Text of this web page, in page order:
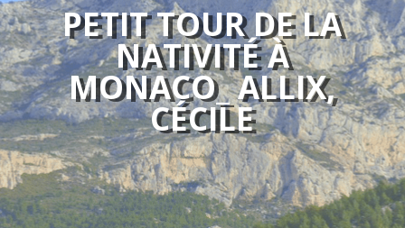
PETIT TOUR DE LA
NATIVITÉ À
MONACO_ ALLIX,
CÉCILE